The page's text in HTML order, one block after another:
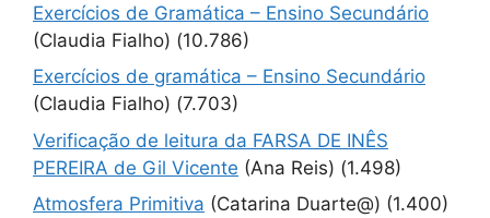
Exercícios de Gramática – Ensino Secundário
(Claudia Fialho) (10.786)
Exercícios de gramática – Ensino Secundário
(Claudia Fialho) (7.703)
Verificação de leitura da FARSA DE INÊS
PEREIRA de Gil Vicente (Ana Reis) (1.498)
Atmosfera Primitiva (Catarina Duarte@) (1.400)